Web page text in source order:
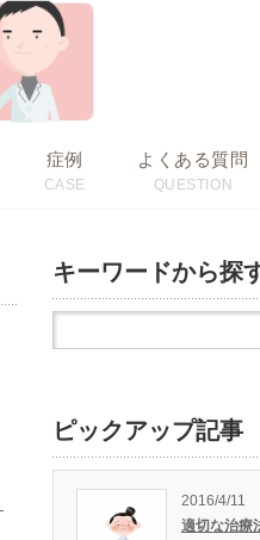
症例
CASE
よくある質問
QUESTION
キーワードから探
ピックアップ記事
2016/4/11
適切な治療